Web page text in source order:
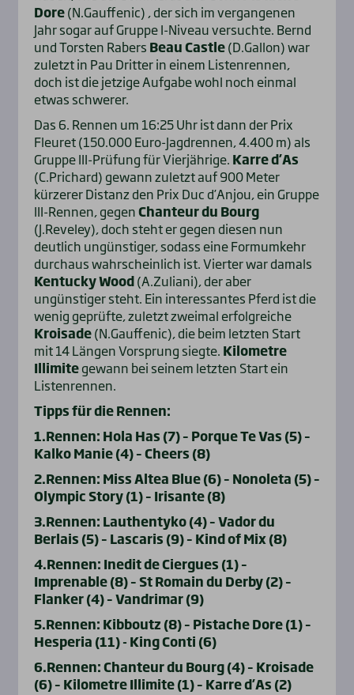
Dore(N.Gauffenic) , der sich im vergangenen
Jahr sogar auf Gruppe I-Niveau versuchte. Bernd
und Torsten Rabers Beau Castle(D.Gallon) war
zuletzt in Pau Dritter in einem Listenrennen,
doch ist die jetzige Aufgabe wohl noch einmal
etwas schwerer.
Das 6. Rennen um 16:25 Uhr ist dann der Prix
Fleuret (150.000 Euro-Jagdrennen, 4.400 m) als
Gruppe III-Prüfung für Vierjährige. Karre d’As
(C.Prichard) gewann zuletzt auf 900 Meter
kürzerer Distanz den Prix Duc d’Anjou, ein Gruppe
III-Rennen, gegenChanteur du Bourg
(J.Reveley), doch steht er gegen diesen nun
deutlich ungünstiger, sodass eine Formumkehr
durchaus wahrscheinlich ist. Vierter war damals
Kentucky Wood(A.Zuliani), der aber
ungünstiger steht. Ein interessantes Pferd ist die
wenig geprüfte, zuletzt zweimal erfolgreiche
Kroisade(N.Gauffenic), die beim letzten Start
mit 14 Längen Vorsprung siegte. Kilometre
Illimitegewann bei seinem letzten Start ein
Listenrennen.
Tipps für die Rennen:
1.Rennen: Hola Has (7) – Porque Te Vas (5) –
Kalko Manie (4) – Cheers (8)
2.Rennen: Miss Altea Blue (6) – Nonoleta (5) –
Olympic Story (1) – Irisante (8)
3.Rennen: Lauthentyko (4) – Vador du
Berlais (5) – Lascaris (9) – Kind of Mix (8)
4.Rennen: Inedit de Ciergues (1) –
Imprenable (8) – St Romain du Derby (2) –
Flanker (4) – Vandrimar (9)
5.Rennen: Kibboutz (8) – Pistache Dore (1) –
Hesperia (11) - King Conti (6)
6.Rennen: Chanteur du Bourg (4) – Kroisade
(6) – Kilometre Illimite (1) – Karre d’As (2)